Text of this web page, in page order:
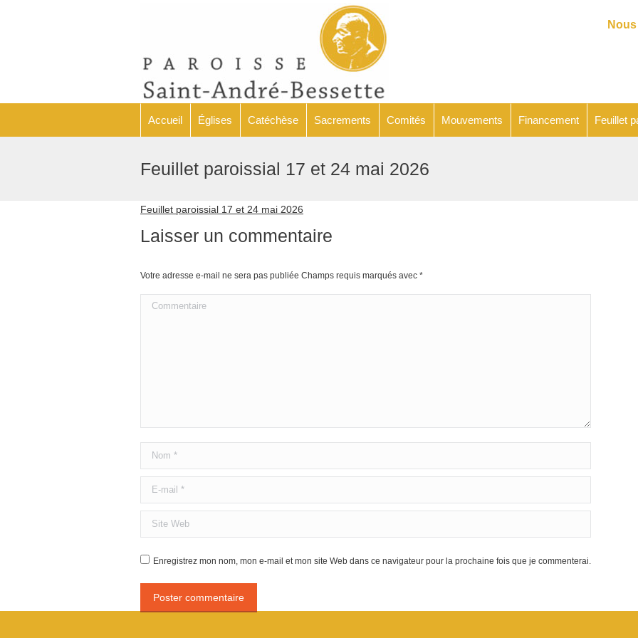
Accueil Églises Catéchèse Sacrements Comités Mouvements Financement Feuillet
Feuillet paroissial 17 et 24 mai 2026
Feuillet paroissial 17 et 24 mai 2026
Laisser un commentaire
Votre adresse e-mail ne sera pas publiée Champs requis marqués avec *
Commentaire
Nom *
E-mail *
Site Web
Enregistrez mon nom, mon e-mail et mon site Web dans ce navigateur pour la prochaine fois que je commenterai.
Poster commentaire
Catéchèse Sacrements